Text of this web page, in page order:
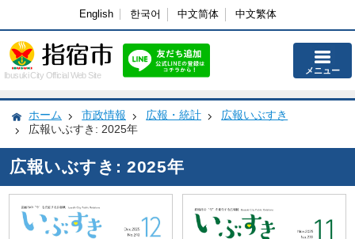
English 한국어 中文简体 中文繁体
Ibusuki City Official Web Site メニュー
ホーム 市政情報 広報・統計
広報いぶすき
広報いぶすき: 2025年
広報いぶすき: 2025年